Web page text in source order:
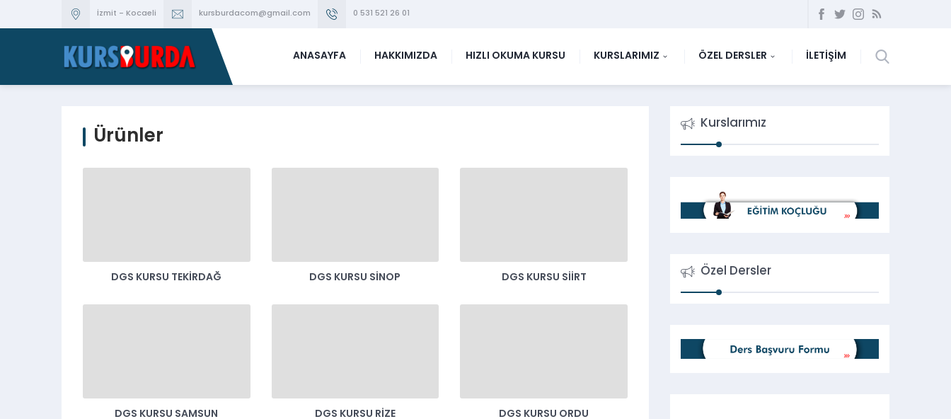
İzmit - Kocaeli kursburdacom@gmail.com 0 531 521 26 01
ANASAYFA HAKKIMIZDA HIZLI OKUMA KURSU KURSLARIMIZ ÖZEL DERSLER İLETİŞİM
Ürünler
DGS KURSU TEKIRDAĞ DGS KURSU SINOP DGS KURSU SIIRT
DGS KURSU SAMSUN DGS KURSU RIZE DGS KURSU ORDU
Kurslarımız
Özel Dersler